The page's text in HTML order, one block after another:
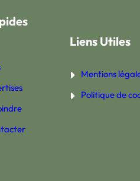
Liens Utiles
Mentions
Politique de